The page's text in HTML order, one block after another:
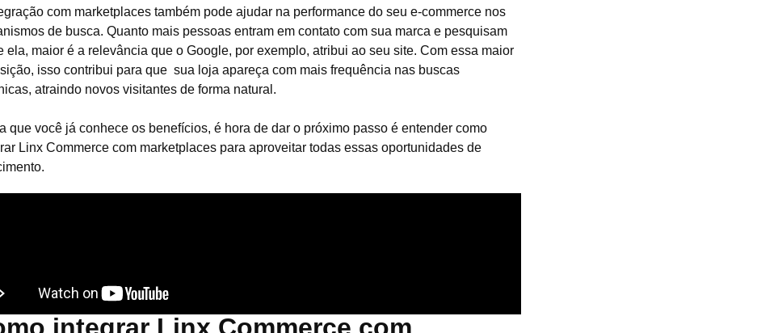
com marketplaces também pode ajudar na performance do seu e-commerce nos
de busca. Quanto mais pessoas entram em contato com sua marca e pesquisam
ela, maior é a relevância que o Google, por exemplo, atribui ao seu site. Com essa maior
isso contribui para que sua loja apareça com mais frequência nas buscas
atraindo novos visitantes de forma natural.
que você já conhece os benefícios, é hora de dar o próximo passo é entender como
Linx Commerce com marketplaces para aproveitar todas essas oportunidades de
integrar Linx Commerce com